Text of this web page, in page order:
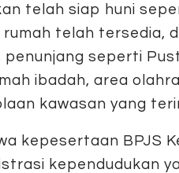
telah siap huni
rumah telah tersedia,
seperti
ibadah, area
kawasan yang
kepesertaan BPJS
kependudukan